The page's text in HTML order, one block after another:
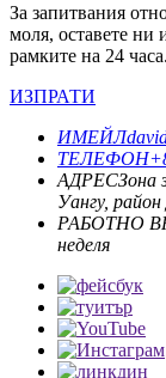
За запитвания
моля, оставете ни
рамките на 24 часа.
ИЗПРАТИ
ИМЕЙЛ
ТЕЛЕФОН
АДРЕСЗона
Уангу,
РАБОТНО
неделя